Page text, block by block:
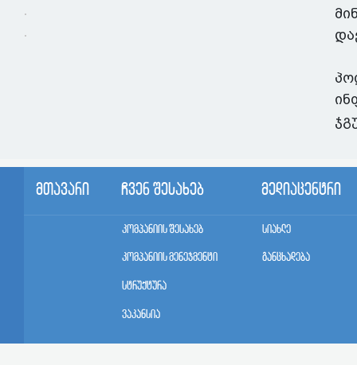
მთავარი ჩვენ შესახებ მედიაცენტრი
კომპანიის შესახებ სიახლე
კომპანიის მენეჯმენტი განცხადება
სტრუქტურა
ვაკანსია